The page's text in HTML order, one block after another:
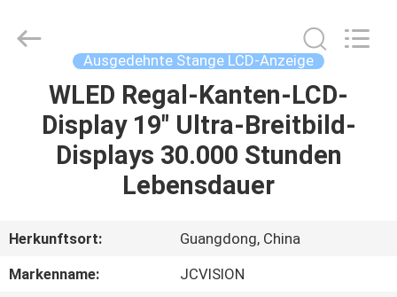
HAUSE
PRODUKTE
ÜBER
UNS
Interactive
Technology
Ausgedehnte Stange LCD-Anzeige
WLED Regal-Kanten-LCD-
Display 19" Ultra-Breitbild-
Displays 30.000 Stunden
Lebensdauer
Herkunftsort:
Guangdong, China
Markenname:
JCVISION